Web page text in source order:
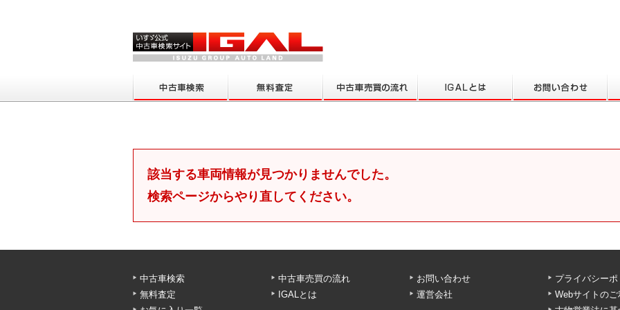
該当する車両情報が見つかりませんでした。
検索ページからやり直してください。
中古車検索
無料査定
中古車売買の流れ
IGALとは
お問い合わせ
運営会社
プライバシー
Webサイトの